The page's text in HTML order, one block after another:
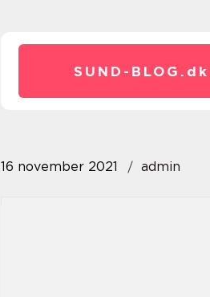
SUND-BLOG. dk
16 november 2021 admin